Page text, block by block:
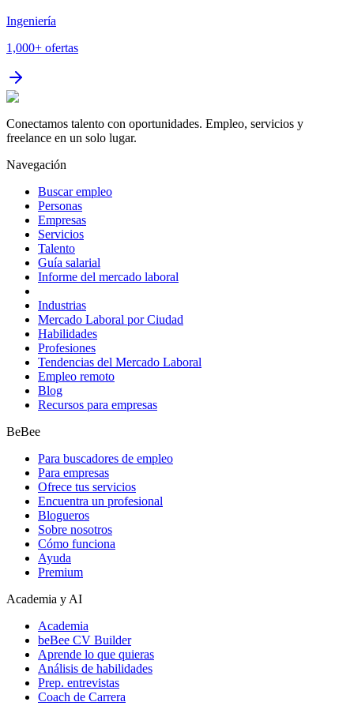
Ingeniería
1,000+ ofertas
Conectamos talento con oportunidades. Empleo, servicios y
freelance en un solo lugar.
Navegación
Buscar empleo
Personas
Empresas
Servicios
Talento
Guía salarial
Informe del mercado laboral
Industrias
Mercado Laboral por Ciudad
Habilidades
Profesiones
Tendencias del Mercado Laboral
Empleo remoto
Blog
Recursos para empresas
BeBee
Para buscadores de empleo
Para empresas
Ofrece tus servicios
Encuentra un profesional
Blogueros
Sobre nosotros
Cómo funciona
Ayuda
Premium
Academia y AI
Academia
beBee CV Builder
Aprende lo que quieras
Análisis de habilidades
Prep. entrevistas
Coach de Carrera